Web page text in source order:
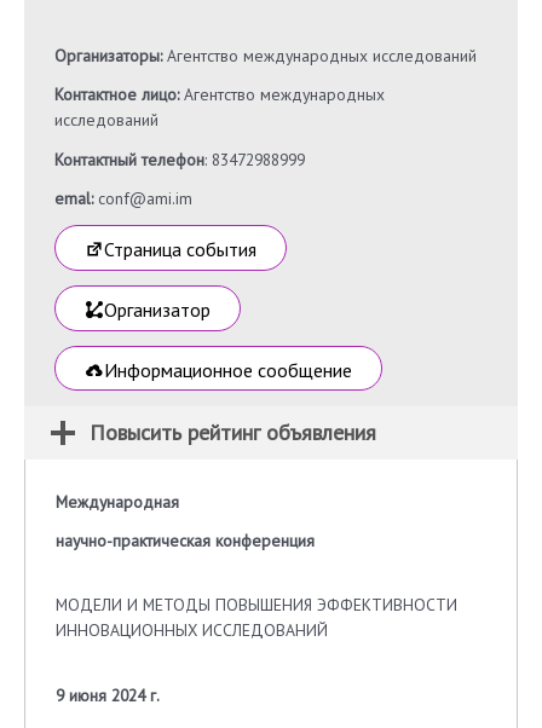
Организаторы:Агентство международных исследований
Контактное лицо:Агентство международных
исследований
Контактный телефон: 83472988999
emal: conf@ami.im
Страница события
Организатор
Информационное сообщение
Повысить рейтинг объявления
Международная
научно-практическая конференция
МОДЕЛИ И МЕТОДЫ ПОВЫШЕНИЯ ЭФФЕКТИВНОСТИ
ИННОВАЦИОННЫХ ИССЛЕДОВАНИЙ
9 июня 2024 г.